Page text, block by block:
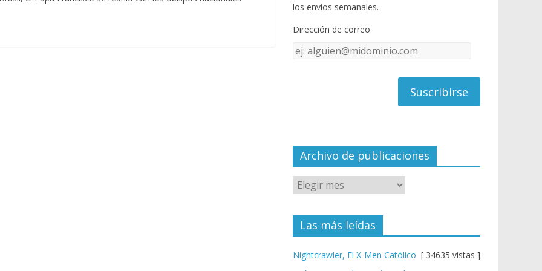
o
k e
C
el
los envíos semanales.
Dirección de correo
Dirección
Archivo de publicaciones
Las más leídas
Nightcrawler, El X-Men Católico [ 34635 vistas ]